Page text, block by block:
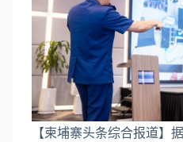
【柬埔寨头条综合报道】